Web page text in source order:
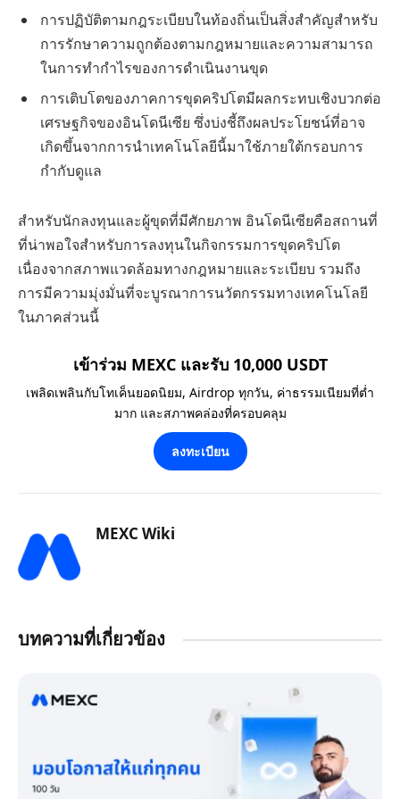
การปฏิบัติตามกฎระเบียบในท้องถิ่นเป็นสิ่งสำคัญสำหรับ
การรักษาความถูกต้องตามกฎหมายและความสามารถ
ในการทำกำไรของการดำเนินงานขุด
การเติบโตของภาคการขุดคริปโตมีผลกระทบเชิงบวกต่อ
เศรษฐกิจของอินโดนีเซีย ซึ่งบ่งชี้ถึงผลประโยชน์ที่อาจ
เกิดขึ้นจากการนำเทคโนโลยีนี้มาใช้ภายใต้กรอบการ
กำกับดูแล
สำหรับนักลงทุนและผู้ขุดที่มีศักยภาพ อินโดนีเซียคือสถานที่
ที่น่าพอใจสำหรับการลงทุนในกิจกรรมการขุดคริปโต
เนื่องจากสภาพแวดล้อมทางกฎหมายและระเบียบ รวมถึง
การมีความมุ่งมั่นที่จะบูรณาการนวัตกรรมทางเทคโนโลยี
ในภาคส่วนนี้
เข้าร่วม MEXC และรับ 10,000 USDT
เพลิดเพลินกับโทเค็นยอดนิยม, Airdrop ทุกวัน, ค่าธรรมเนียมที่ต่ำ
มาก และสภาพคล่องที่ครอบคลุม
ลงทะเบียน
MEXC Wiki
บทความที่เกี่ยวข้อง